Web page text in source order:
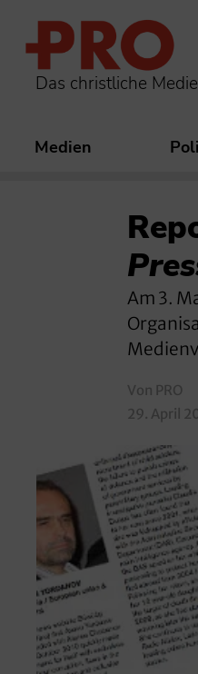
Das christliche
Medien
Am 3.
Von PRO
29. April